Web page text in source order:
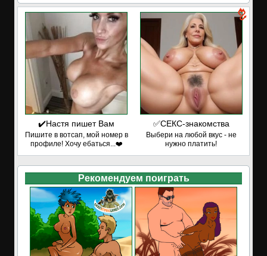
✔️Настя пишет Вам
Пишите в вотсап, мой номер в
профиле! Хочу ебаться...❤️
✅СЕКС-знакомства
Выбери на любой вкус - не
нужно платить!
Рекомендуем поиграть